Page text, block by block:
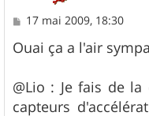
M
s
s
g
e
17 mai 2009, 18:30
Ouai ça a l'air
@Lio : Je fais de
capteurs